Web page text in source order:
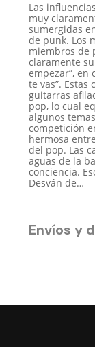
Las
muy
sumergidas
de punk. Los
miembros de
claramente
empezar”, en
te vas”.
guitarras
pop, lo cual
algunos
competición
hermosa
del pop. Las
aguas de la
conciencia.
Desván de…
Envíos y